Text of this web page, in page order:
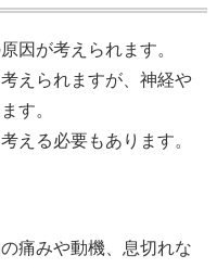
因が考えられます。
えられますが、神経や
す。
える必要もあります。
痛みや動機、息切れな